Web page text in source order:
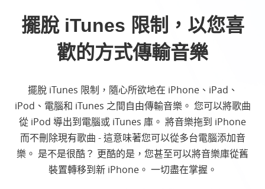
擺脫 iTunes 限制，以您喜
歡的方式傳輸音樂
擺脫 iTunes 限制，隨心所欲地在 iPhone、iPad、
iPod、電腦和 iTunes 之間自由傳輸音樂。 您可以將歌曲
從 iPod 導出到電腦或 iTunes 庫。 將音樂拖到 iPhone
而不刪除現有歌曲 - 這意味著您可以從多台電腦添加音
樂。 是不是很酷？ 更酷的是，您甚至可以將音樂庫從舊
裝置轉移到新 iPhone。 一切盡在掌握。